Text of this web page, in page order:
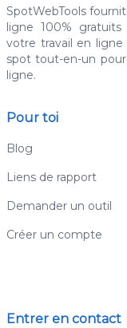
SpotWebTools
ligne 100%
votre travail en
spot tout-en-un
ligne.
Pour toi
Blog
Liens de rapport
Demander un outil
Créer un compte
Entrer en contact